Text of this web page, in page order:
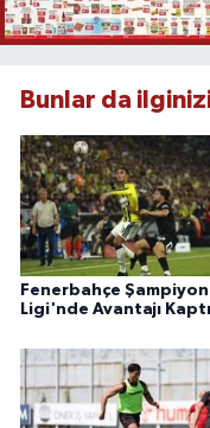
Bunlar da
Fenerbahçe
Ligi'nde Avantajı